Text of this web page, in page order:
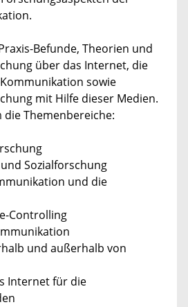
Befunde, Theorien und
über das Internet, die
sowie
mit Hilfe dieser Medien.
Themenbereiche:
Sozialforschung
und die
Controlling
und außerhalb von
Internet für die